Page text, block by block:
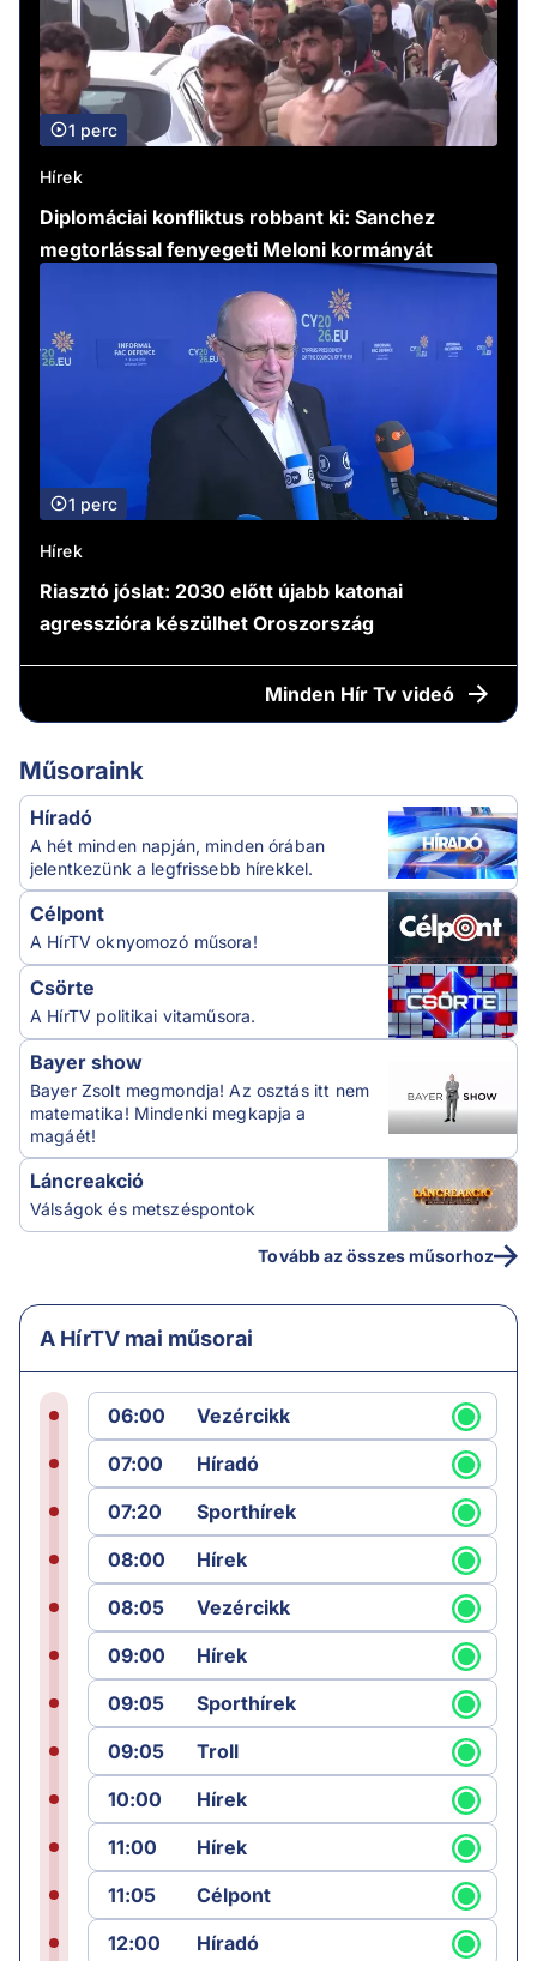
1 perc
Hírek
Diplomáciai konfliktus robbant ki: Sanchez
megtorlással fenyegeti Meloni kormányát
1 perc
Hírek
Riasztó jóslat: 2030 előtt újabb katonai
agresszióra készülhet Oroszország
Minden Hír Tv videó
Műsoraink
Híradó
A hét minden napján, minden órában
jelentkezünk a legfrissebb hírekkel.
Célpont
A HírTV oknyomozó műsora!
Csörte
A HírTV politikai vitaműsora.
Bayer show
Bayer Zsolt megmondja! Az osztás itt nem
matematika! Mindenki megkapja a
magáét!
Láncreakció
Válságok és metszéspontok
Tovább az összes műsorhoz
A HírTV mai műsorai
06:00
Vezércikk
07:00
Híradó
07:20
Sporthírek
08:00
Hírek
08:05
Vezércikk
09:00
Hírek
09:05
Sporthírek
09:05
Troll
10:00
Hírek
11:00
Hírek
11:05
Célpont
12:00
Híradó